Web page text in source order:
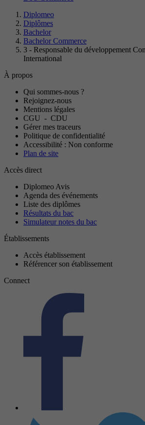
Diplomeo
Diplômes
Bachelor
Bachelor Commerce
3 - Responsable du développement
International
À propos
Qui sommes-nous ?
Rejoignez-nous
Mentions légales
CGU - CDU
Gérer mes traceurs
Politique de confidentialité
Accessibilité : Non conforme
Plan de site
Accès direct
Diplomeo Avis
Agenda des événements
Liste des diplômes
Résultats du bac
Simulateur notes du bac
Établissements
Accès établissement
Référencer son établissement
Connect